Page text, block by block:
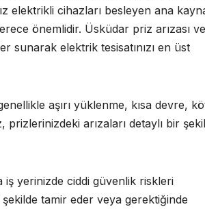
elektrikli cihazları besleyen ana
önemlidir. Üsküdar priz arızası ve
sunarak elektrik tesisatınızı en üst
aşırı yüklenme, kısa devre,
arızaları detaylı bir
iş yerinizde ciddi güvenlik riskleri
tamir eder veya gerektiğinde